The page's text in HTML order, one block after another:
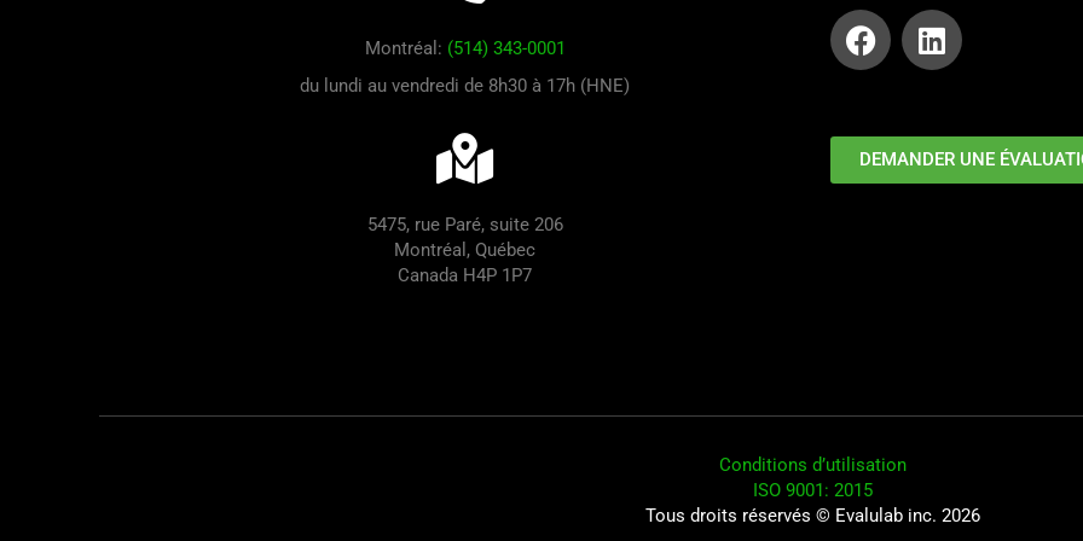
Montréal: (514) 343-0001
du lundi au vendredi de 8h30 à 17h (HNE)
5475, rue Paré, suite 206
Montréal, Québec
Canada H4P 1P7
DEMANDER UNE
Conditions d’utilisation
ISO 9001: 2015
Tous droits réservés © Evalulab inc. 2026